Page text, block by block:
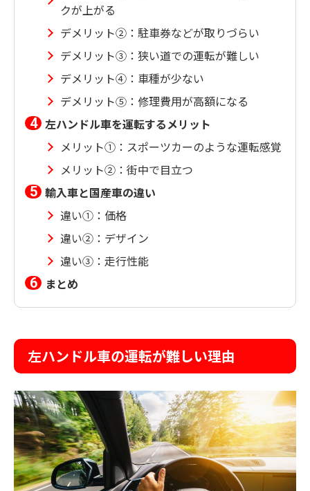
クが上がる
デメリット②：駐車券などが取りづらい
デメリット③：狭い道での運転が難しい
デメリット④：車種が少ない
デメリット⑤：修理費用が高額になる
左ハンドル車を運転するメリット
メリット①：スポーツカーのような運転感覚
メリット②：街中で目立つ
輸入車と国産車の違い
違い①：価格
違い②：デザイン
違い③：走行性能
まとめ
左ハンドル車の運転が難しい理由